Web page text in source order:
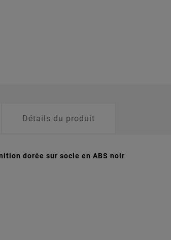
Détails du produit
dorée sur socle en ABS noir